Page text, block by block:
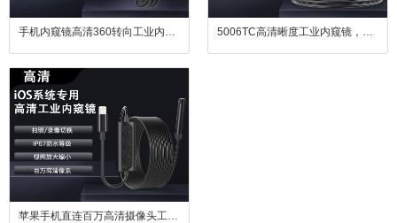
苹果手机直连百万高清摄像头工业内窥镜汽车维修防水镜头广角